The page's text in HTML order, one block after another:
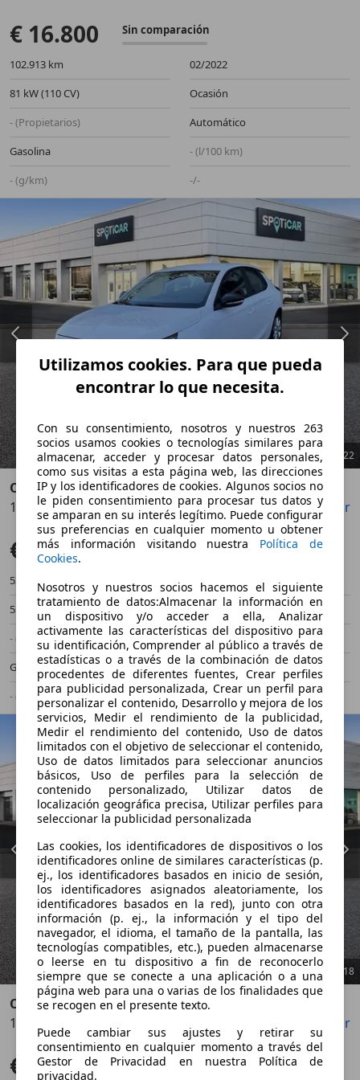
€ 16.800 Sin comparación
102.913 km
02/2022
81 kW (110 CV)
Ocasión
- (Propietarios)
Automático
Gasolina
- (l/100 km)
- (g/km)
-/-
Anterior
22
Opel Corsa
1.2 XEL S/S Edition 75
Guardar Compartir
€ 10.900 Precio justo
52.820 km
01/2023
55 kW (75 CV)
Ocasión
- (Propietarios)
Manual
Gasolina
- (l/100 km)
- (g/km)
-/-
Anterior
18
Opel Corsa
1.2T XHL 74kW (100CV) Auto Elegance
Compartir
€ 12.100 Precio justo
Utilizamos cookies. Para que pueda
encontrar lo que necesita.
Con su consentimiento, nosotros y nuestros 263
socios usamos cookies o tecnologías similares para
almacenar, acceder y procesar datos personales,
como sus visitas a esta página web, las direcciones
IP y los identificadores de cookies. Algunos socios no
le piden consentimiento para procesar tus datos y
se amparan en su interés legítimo. Puede configurar
sus preferencias en cualquier momento u obtener
más información visitando nuestra Política de
Cookies.
Nosotros y nuestros socios hacemos el siguiente
tratamiento de datos:Almacenar la información en
un dispositivo y/o acceder a ella, Analizar
activamente las características del dispositivo para
su identificación, Comprender al público a través de
estadísticas o a través de la combinación de datos
procedentes de diferentes fuentes, Crear perfiles
para publicidad personalizada, Crear un perfil para
personalizar el contenido, Desarrollo y mejora de los
servicios, Medir el rendimiento de la publicidad,
Medir el rendimiento del contenido, Uso de datos
limitados con el objetivo de seleccionar el contenido,
Uso de datos limitados para seleccionar anuncios
básicos, Uso de perfiles para la selección de
contenido personalizado, Utilizar datos de
localización geográfica precisa, Utilizar perfiles para
seleccionar la publicidad personalizada
Las cookies, los identificadores de dispositivos o los
identificadores online de similares características (p.
ej., los identificadores basados en inicio de sesión,
los identificadores asignados aleatoriamente, los
identificadores basados en la red), junto con otra
información (p. ej., la información y el tipo del
navegador, el idioma, el tamaño de la pantalla, las
tecnologías compatibles, etc.), pueden almacenarse
o leerse en tu dispositivo a fin de reconocerlo
siempre que se conecte a una aplicación o a una
página web para una o varias de los finalidades que
se recogen en el presente texto.
Puede cambiar sus ajustes y retirar su
consentimiento en cualquier momento a través del
Gestor de Privacidad en nuestra Política de
privacidad.